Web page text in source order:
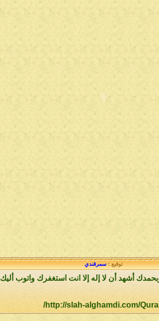
توقيع :سمرقندي
أشهد أن لا إله إلا انت استغفرك واتوب أليك
http://slah-alghamdi.com/